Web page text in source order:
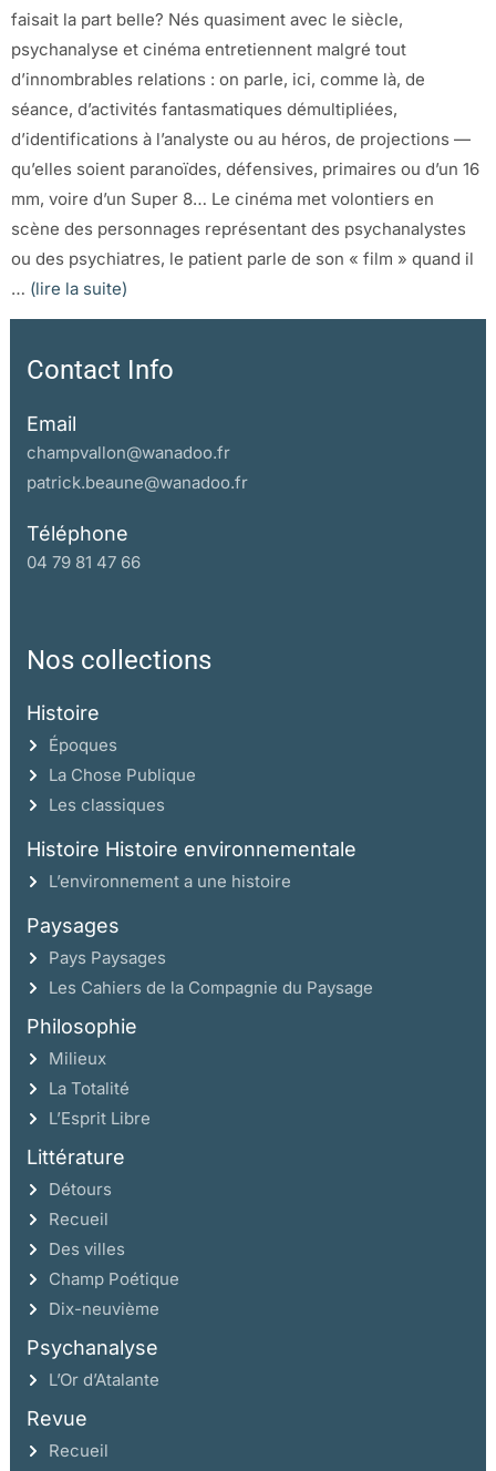
faisait la part belle? Nés quasiment avec le siècle,
psychanalyse et cinéma entretiennent malgré tout
d’innombrables relations : on parle, ici, comme là, de
séance, d’activités fantasmatiques démultipliées,
d’identifications à l’analyste ou au héros, de projections —
qu’elles soient paranoïdes, défensives, primaires ou d’un 16
mm, voire d’un Super 8… Le cinéma met volontiers en
scène des personnages représentant des psychanalystes
ou des psychiatres, le patient parle de son « film » quand il
… (lire la suite)
Contact Info
Email
champvallon@wanadoo.fr
patrick.beaune@wanadoo.fr
Téléphone
04 79 81 47 66
Nos collections
Histoire
Époques
La Chose Publique
Les classiques
Histoire Histoire environnementale
L’environnement a une histoire
Paysages
Pays Paysages
Les Cahiers de la Compagnie du Paysage
Philosophie
Milieux
La Totalité
L’Esprit Libre
Littérature
Détours
Recueil
Des villes
Champ Poétique
Dix-neuvième
Psychanalyse
L’Or d’Atalante
Revue
Recueil